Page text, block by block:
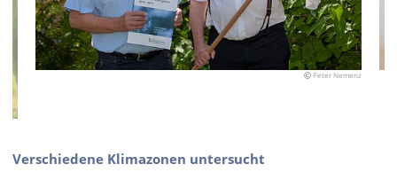
Peter Nemenz
Verschiedene Klimazonen untersucht